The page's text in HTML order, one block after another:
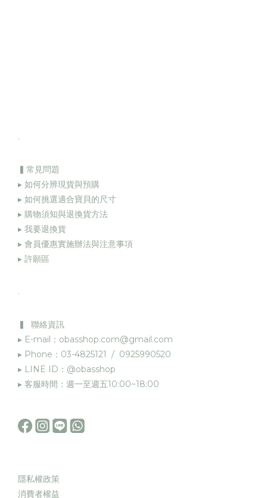
.
▍常見問題
▸ 如何分辨現貨與預購
▸ 如何挑選適合寶貝的尺寸
▸ 購物須知與退換貨方法
▸ 我要退換貨
▸ 會員優惠實施辦法與注意事項
▸ 許願區
.
▍ 聯絡資訊
▸ E-mail：obasshop.com@gmail.com
▸ Phone：03-4825121 / 0925990520
▸ LINE ID：@obasshop
▸ 客服時間：週一至週五10:00~18:00
隱私權政策
消費者權益